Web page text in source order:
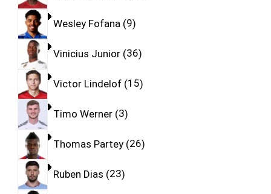
Wesley Fofana 9
Vinicius Junior 36
Victor Lindelof 15
Timo Werner 3
Thomas Partey 26
Ruben Dias 23